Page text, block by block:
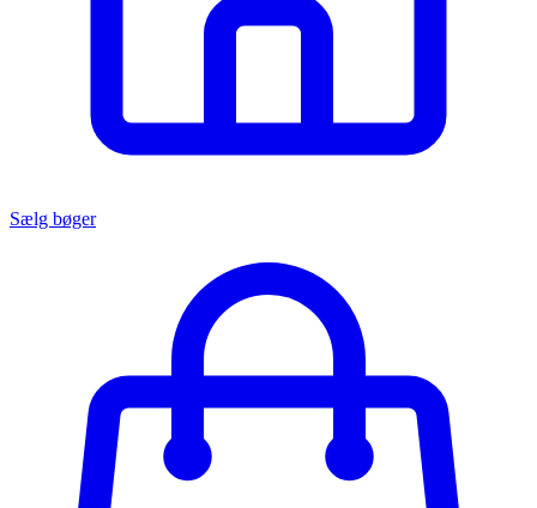
Sælg bøger